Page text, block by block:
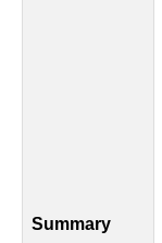
Summary